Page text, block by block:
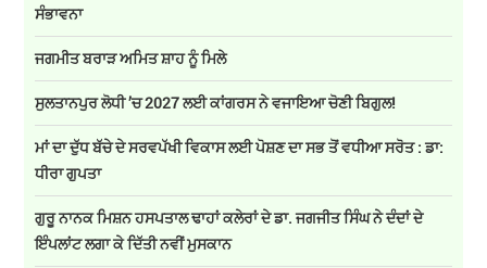
ਸੰਭਾਵਨਾ
ਜਗਮੀਤ ਬਰਾੜ ਅਮਿਤ ਸ਼ਾਹ ਨੂੰ ਮਿਲੇ
ਸੁਲਤਾਨਪੁਰ ਲੋਧੀ ’ਚ 2027 ਲਈ ਕਾਂਗਰਸ ਨੇ ਵਜਾਇਆ ਚੋਣੀ ਬਿਗੁਲ!
ਮਾਂ ਦਾ ਦੁੱਧ ਬੱਚੇ ਦੇ ਸਰਵਪੱਖੀ ਵਿਕਾਸ ਲਈ ਪੋਸ਼ਣ ਦਾ ਸਭ ਤੋਂ ਵਧੀਆ ਸਰੋਤ : ਡਾ:
ਧੀਰਾ ਗੁਪਤਾ
ਗੁਰੂ ਨਾਨਕ ਮਿਸ਼ਨ ਹਸਪਤਾਲ ਢਾਹਾਂ ਕਲੇਰਾਂ ਦੇ ਡਾ. ਜਗਜੀਤ ਸਿੰਘ ਨੇ ਦੰਦਾਂ ਦੇ
ਇੰਪਲਾਂਟ ਲਗਾ ਕੇ ਦਿੱਤੀ ਨਵੀਂ ਮੁਸਕਾਨ